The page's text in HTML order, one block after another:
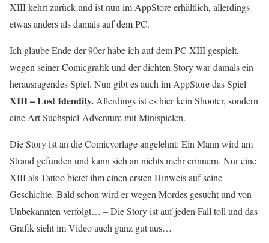
XIII kehrt zurück und ist nun im AppStore erhältlich, allerdings
etwas anders als damals auf dem PC.
Ich glaube Ende der 90er habe ich auf dem PC XIII gespielt,
wegen seiner Comicgrafik und der dichten Story war damals ein
herausragendes Spiel. Nun gibt es auch im AppStore das Spiel
XIII – Lost Idendity. Allerdings ist es hier kein Shooter, sondern
eine Art Suchspiel-Adventure mit Minispielen.
Die Story ist an die Comicvorlage angelehnt: Ein Mann wird am
Strand gefunden und kann sich an nichts mehr erinnern. Nur eine
XIII als Tattoo bietet ihm einen ersten Hinweis auf seine
Geschichte. Bald schon wird er wegen Mordes gesucht und von
Unbekannten verfolgt… – Die Story ist auf jeden Fall toll und das
Grafik sieht im Video auch ganz gut aus…